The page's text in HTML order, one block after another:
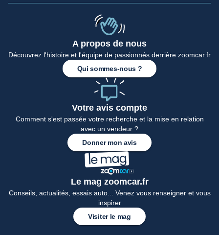
A propos de nous
Découvrez l'histoire et l'équipe de passionnés derrière zoomcar.fr
Qui sommes-nous ?
Votre avis compte
Comment s'est passée votre recherche et la mise en relation
avec un vendeur ?
Donner mon avis
Le mag zoomcar.fr
Conseils, actualités, essais auto... Venez vous renseigner et vous
inspirer
Visiter le mag